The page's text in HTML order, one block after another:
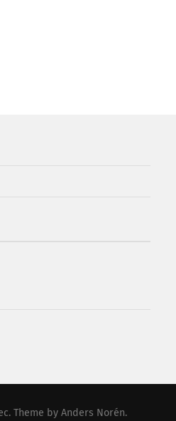
. Theme by Anders Norén.